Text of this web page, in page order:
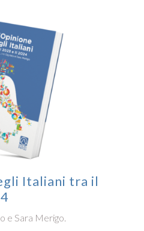
Italiani tra il
e Sara Merigo.